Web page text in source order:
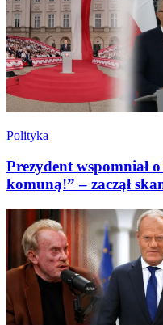
Polityka
Prezydent wspomniał
komuną!” – zaczął